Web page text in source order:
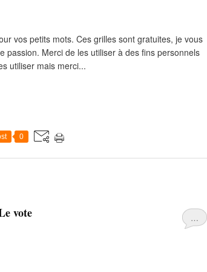
vos petits mots. Ces grilles sont gratuites, je vous
passion. Merci de les utiliser à des fins personnels
utiliser mais merci...
0
…
vote